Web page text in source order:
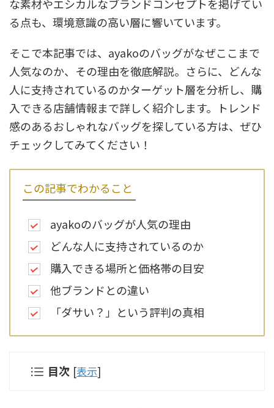
な素材やエシカルなブランドコンセプトを掲げてい
る点も、環境意識の高い層に響いています。
そこで本記事では、ayakoのバッグがなぜここまで
人気なのか、その理由を徹底解説。さらに、どんな
人に支持されているのかターゲット層を分析し、購
入できる店舗情報まで詳しく紹介します。トレンド
感のあるおしゃれなバッグを探している方は、ぜひ
チェックしてみてください！
この記事でわかること
ayakoのバッグが人気の理由
どんな人に支持されているのか
購入できる場所と価格帯の目安
他ブランドとの違い
「ダサい？」という評判の真相
目次 [表示]